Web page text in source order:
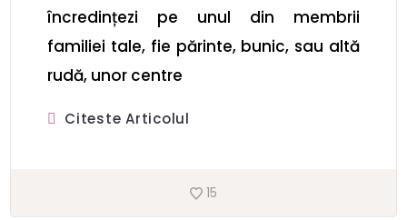
încredințezi pe unul din membrii
familiei tale, fie părinte, bunic, sau altă
rudă, unor centre
Citeste Articolul
15